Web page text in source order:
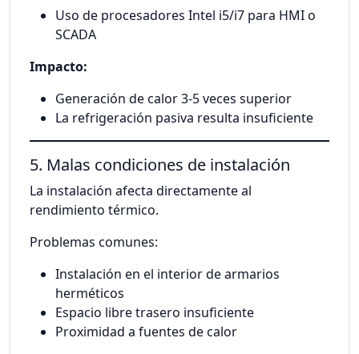
Uso de procesadores Intel i5/i7 para HMI o
SCADA
Impacto:
Generación de calor 3-5 veces superior
La refrigeración pasiva resulta insuficiente
5. Malas condiciones de instalación
La instalación afecta directamente al
rendimiento térmico.
Problemas comunes:
Instalación en el interior de armarios
herméticos
Espacio libre trasero insuficiente
Proximidad a fuentes de calor